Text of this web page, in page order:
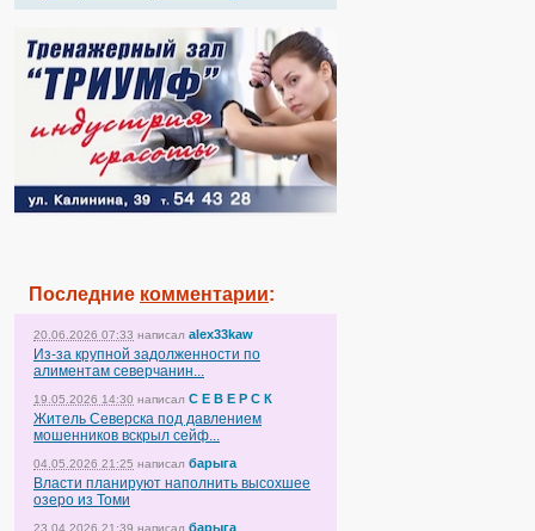
Последние комментарии:
20.06.2026 07:33 написал alex33kaw
Из-за крупной задолженности по
алиментам северчанин...
19.05.2026 14:30 написал С Е В Е Р С К
Житель Северска под давлением
мошенников вскрыл сейф...
04.05.2026 21:25 написал барыга
Власти планируют наполнить высохшее
озеро из Томи
23.04.2026 21:39 написал барыга